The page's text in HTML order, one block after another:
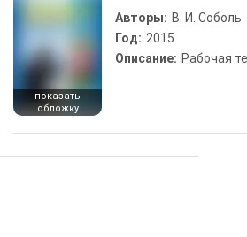
показать
обложку
Авторы: В. И. Соболь
Год: 2015
Описание: Рабочая